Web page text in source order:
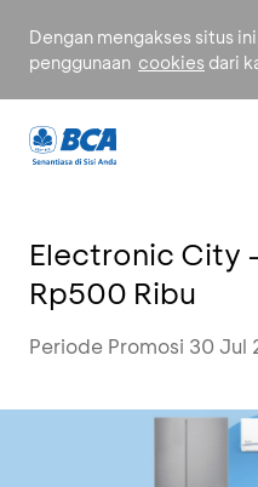
Dengan mengakses situs
penggunaan cookies dari
Electronic City
Rp500 Ribu
Periode Promosi 30 Jul